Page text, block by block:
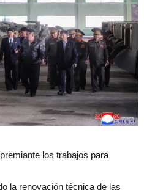
los trabajos para
la renovación técnica de las